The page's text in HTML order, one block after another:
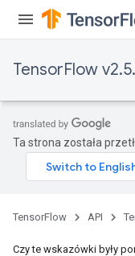
TensorFlow
Ta strona została
TensorFlow API
Czy te wskazówki były